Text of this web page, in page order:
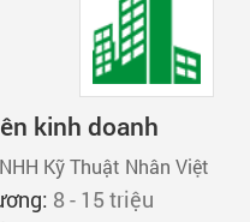
kinh doanh
Kỹ Thuật Nhân Việt
8 - 15 triệu